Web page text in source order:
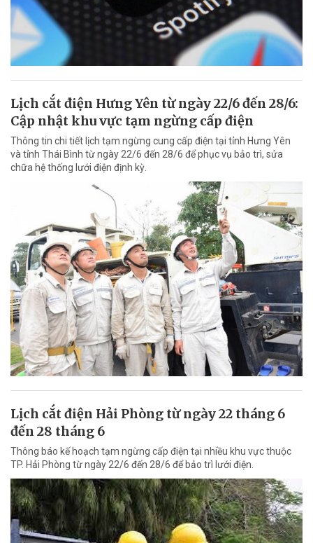
Lịch cắt điện Hưng Yên từ ngày 22/6 đến 28/6:
Cập nhật khu vực tạm ngừng cấp điện
Thông tin chi tiết lịch tạm ngừng cung cấp điện tại tỉnh Hưng Yên
và tỉnh Thái Bình từ ngày 22/6 đến 28/6 để phục vụ bảo trì, sửa
chữa hệ thống lưới điện định kỳ.
Lịch cắt điện Hải Phòng từ ngày 22 tháng 6
đến 28 tháng 6
Thông báo kế hoạch tạm ngừng cấp điện tại nhiều khu vực thuộc
TP. Hải Phòng từ ngày 22/6 đến 28/6 để bảo trì lưới điện.